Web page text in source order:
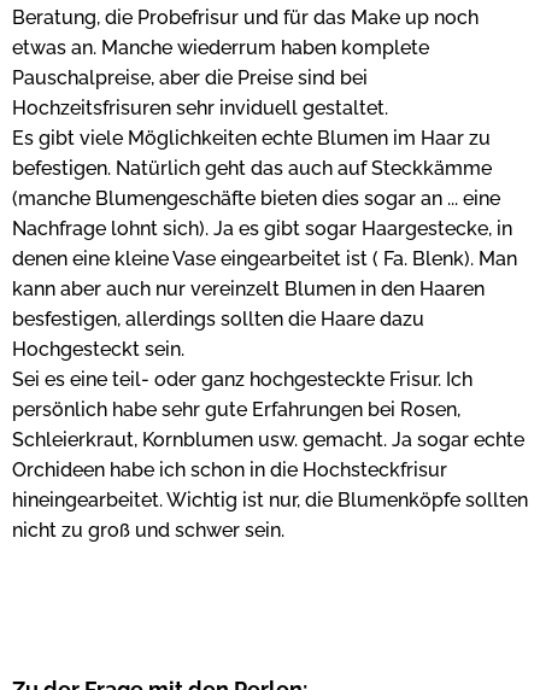
Beratung, die Probefrisur und für das Make up noch
etwas an. Manche wiederrum haben komplete
Pauschalpreise, aber die Preise sind bei
Hochzeitsfrisuren sehr inviduell gestaltet.
Es gibt viele Möglichkeiten echte Blumen im Haar zu
befestigen. Natürlich geht das auch auf Steckkämme
(manche Blumengeschäfte bieten dies sogar an ... eine
Nachfrage lohnt sich). Ja es gibt sogar Haargestecke, in
denen eine kleine Vase eingearbeitet ist ( Fa. Blenk). Man
kann aber auch nur vereinzelt Blumen in den Haaren
besfestigen, allerdings sollten die Haare dazu
Hochgesteckt sein.
Sei es eine teil- oder ganz hochgesteckte Frisur. Ich
persönlich habe sehr gute Erfahrungen bei Rosen,
Schleierkraut, Kornblumen usw. gemacht. Ja sogar echte
Orchideen habe ich schon in die Hochsteckfrisur
hineingearbeitet. Wichtig ist nur, die Blumenköpfe sollten
nicht zu groß und schwer sein.